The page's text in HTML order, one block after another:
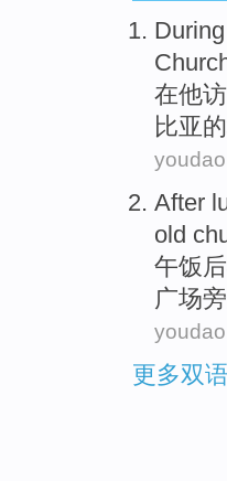
During
在他
比亚的
youdao
After
old
午饭后
广场
youdao
更多双